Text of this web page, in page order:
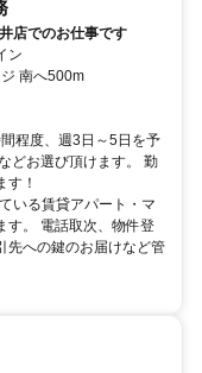
店でのお仕事です
ン
南へ500m
程度、週3日～5日を予
どお選び頂けます。 勤
す！
いる賃貸アパート・マ
す。 電話取次、物件登
先への鍵のお届けなど管